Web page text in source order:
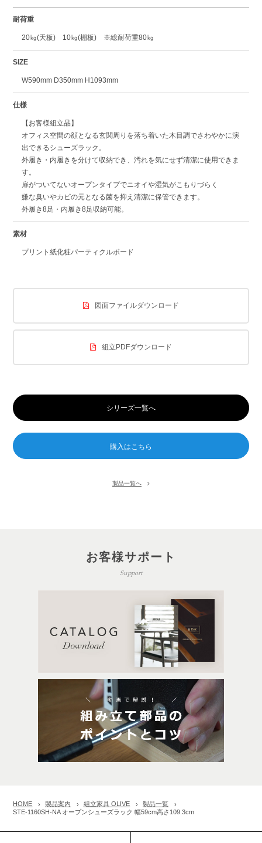
耐荷重
20㎏(天板) 10㎏(棚板) ※総耐荷重80㎏
SIZE
W590mm D350mm H1093mm
仕様
【お客様組立品】
オフィス空間の顔となる玄関周りを落ち着いた木目調でさわやかに演
出できるシューズラック。
外履き・内履きを分けて収納でき、汚れを気にせず清潔に使用できま
す。
扉がついてないオープンタイプでニオイや湿気がこもりづらく
嫌な臭いやカビの元となる菌を抑え清潔に保管できます。
外履き8足・内履き8足収納可能。
素材
プリント紙化粧パーティクルボード
図面ファイルダウンロード
組立PDFダウンロード
シリーズ一覧へ
製品一覧へ
お客様サポート
Support
HOME 製品案内 組立家具 OLIVE
製品一覧
STE-1160SH-NA オープンシューズラック 幅59cm高さ109.3cm